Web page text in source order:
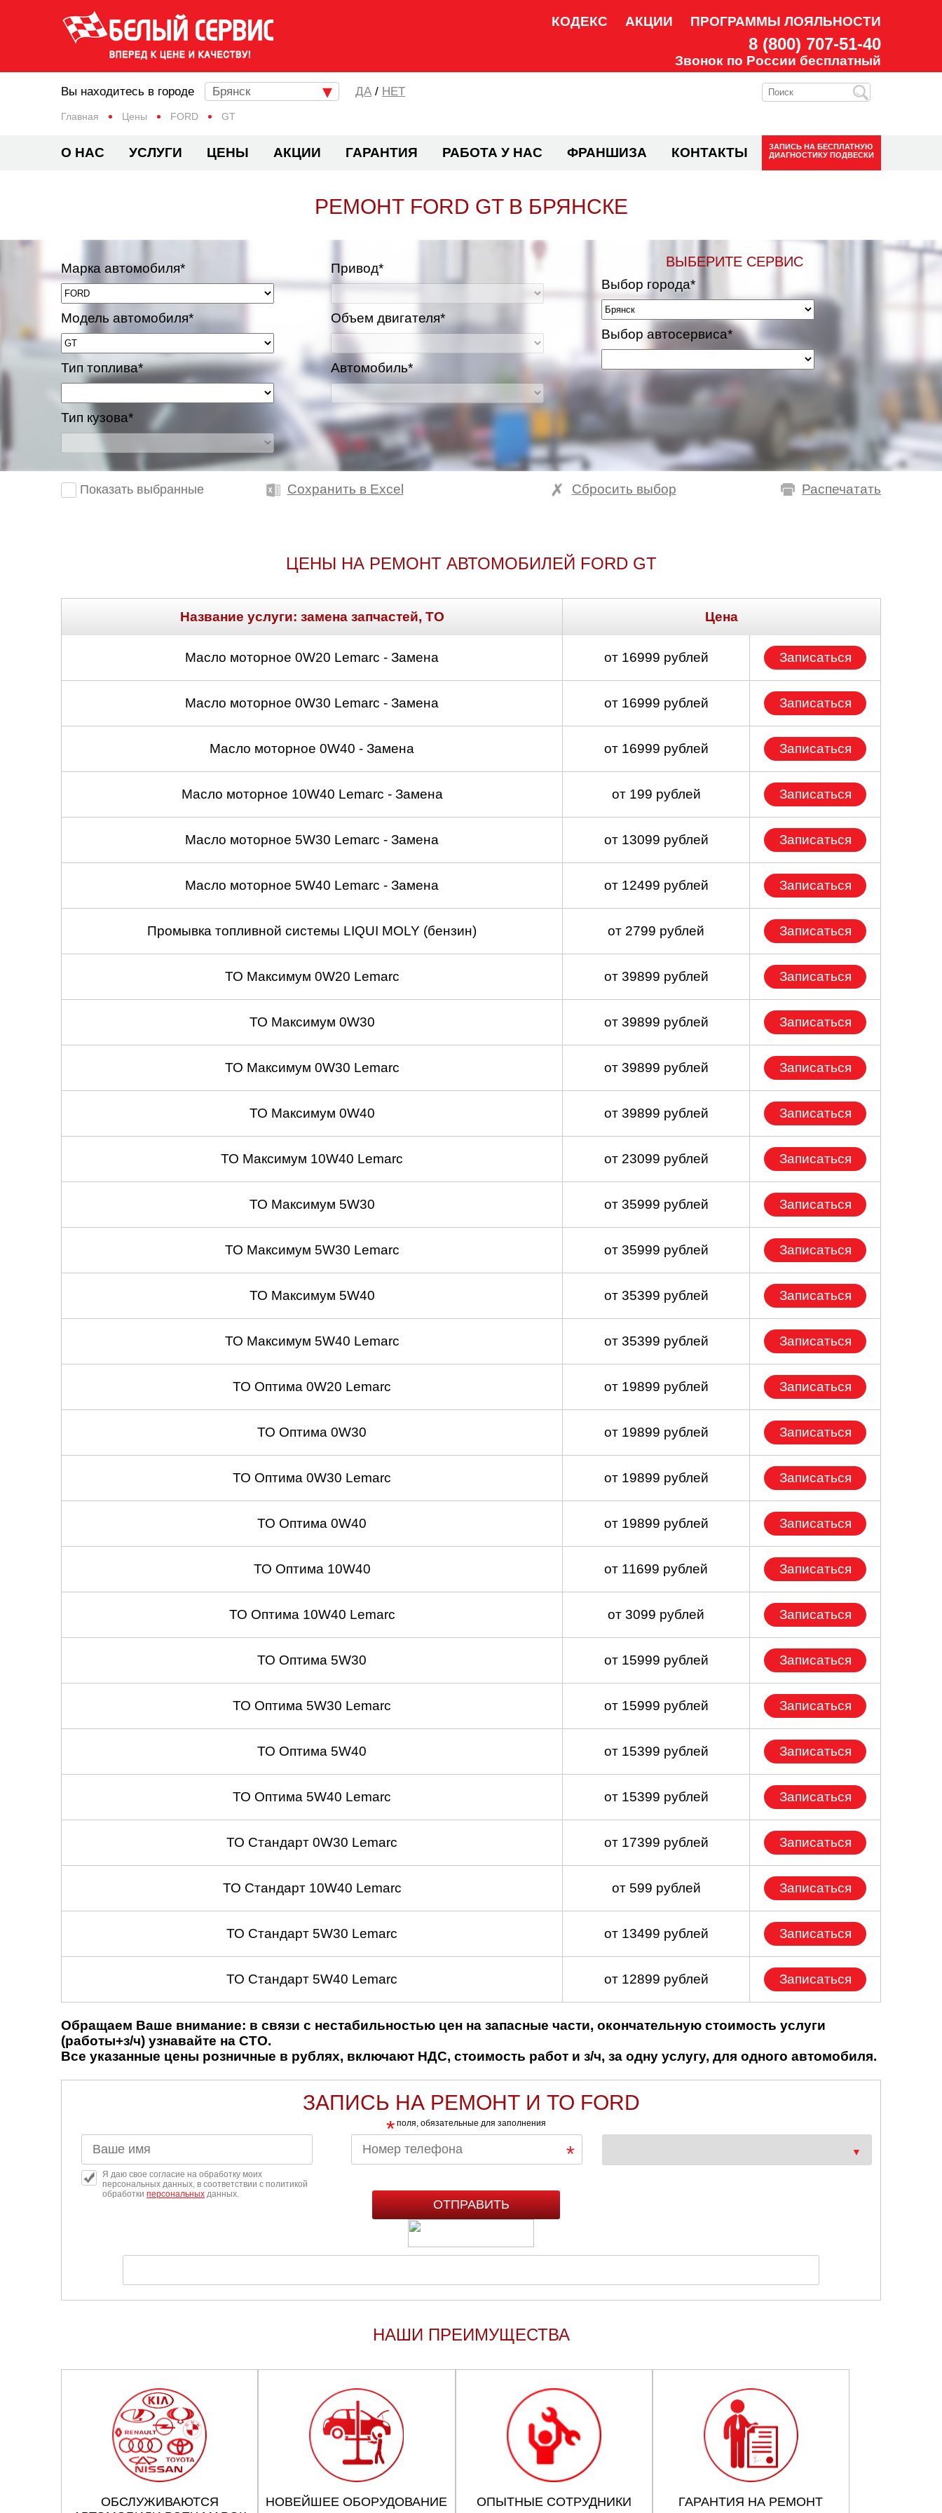
КОДЕКС АКЦИИ ПРОГРАММЫ ЛОЯЛЬНОСТИ
8 (800) 707-51-40
Звонок по России бесплатный
Главная Цены FORD GT
Вы находитесь в городе Брянск / НЕТ
О НАС УСЛУГИ ЦЕНЫ АКЦИИ ГАРАНТИЯ РАБОТА У НАС ФРАНШИЗА КОНТАКТЫ ЗАПИСЬ НА БЕСПЛАТНУЮ
ДИАГНОСТИКУ ПОДВЕСКИ
РЕМОНТ FORD GT В БРЯНСКЕ
Марка автомобиля*
Модель автомобиля*
Тип топлива*
Тип кузова*
Привод*
Объем двигателя*
Автомобиль*
ВЫБЕРИТЕ СЕРВИС
Выбор города*
Выбор автосервиса*
Показать выбранные Сохранить в Excel Распечатать
Сбросить выбор
ЦЕНЫ НА РЕМОНТ АВТОМОБИЛЕЙ FORD GT
Название услуги: замена запчастей, ТО Цена
Масло моторное 0W20 Lemarc - Замена от 16999 рублей Записаться
Масло моторное 0W30 Lemarc - Замена от 16999 рублей Записаться
Масло моторное 0W40 - Замена от 16999 рублей Записаться
Масло моторное 10W40 Lemarc - Замена от 199 рублей Записаться
Масло моторное 5W30 Lemarc - Замена от 13099 рублей Записаться
Масло моторное 5W40 Lemarc - Замена от 12499 рублей Записаться
Промывка топливной системы LIQUI MOLY (бензин) от 2799 рублей Записаться
ТО Максимум 0W20 Lemarc от 39899 рублей Записаться
ТО Максимум 0W30 от 39899 рублей Записаться
ТО Максимум 0W30 Lemarc от 39899 рублей Записаться
ТО Максимум 0W40 от 39899 рублей Записаться
ТО Максимум 10W40 Lemarc от 23099 рублей Записаться
ТО Максимум 5W30 от 35999 рублей Записаться
ТО Максимум 5W30 Lemarc от 35999 рублей Записаться
ТО Максимум 5W40 от 35399 рублей Записаться
ТО Максимум 5W40 Lemarc от 35399 рублей Записаться
ТО Оптима 0W20 Lemarc от 19899 рублей Записаться
ТО Оптима 0W30 от 19899 рублей Записаться
ТО Оптима 0W30 Lemarc от 19899 рублей Записаться
ТО Оптима 0W40 от 19899 рублей Записаться
ТО Оптима 10W40 от 11699 рублей Записаться
ТО Оптима 10W40 Lemarc от 3099 рублей Записаться
ТО Оптима 5W30 от 15999 рублей Записаться
ТО Оптима 5W30 Lemarc от 15999 рублей Записаться
ТО Оптима 5W40 от 15399 рублей Записаться
ТО Оптима 5W40 Lemarc от 15399 рублей Записаться
ТО Стандарт 0W30 Lemarc от 17399 рублей Записаться
ТО Стандарт 10W40 Lemarc от 599 рублей Записаться
ТО Стандарт 5W30 Lemarc от 13499 рублей Записаться
ТО Стандарт 5W40 Lemarc от 12899 рублей Записаться
Обращаем Ваше внимание: в связи с нестабильностью цен на запасные части, окончательную стоимость услуги
(работы+з/ч) узнавайте на СТО.
Все указанные цены розничные в рублях, включают НДС, стоимость работ и з/ч, за одну услугу, для одного автомобиля.
ЗАПИСЬ НА РЕМОНТ И ТО FORD
* поля, обязательные для заполнения
Я даю свое согласие на обработку моих
персональных данных, в соответствии с политикой
обработки персональных данных.
НАШИ ПРЕИМУЩЕСТВА
ОБСЛУЖИВАЮТСЯ
НОВЕЙШЕЕ ОБОРУДОВАНИЕ ОПЫТНЫЕ СОТРУДНИКИ ГАРАНТИЯ НА РЕМОНТ